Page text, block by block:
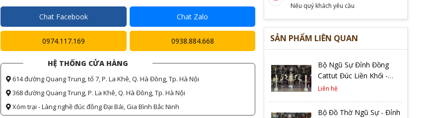
Chat Facebook Chat Zalo
0974.117.169 0938.884.668
HỆ THỐNG CỬA HÀNG
614 đường Quang Trung, tổ 7, P. La Khê, Q. Hà Đông, Tp. Hà Nội
368 đường Quang Trung, P. La Khê, Q. Hà Đông, Tp. Hà Nội
Xóm trại - Làng nghề đúc đồng Đại Bái, Gia Bình Bắc Ninh
Nếu quý khách yêu cầu
SẢN PHẨM LIÊN QUAN
Bộ Ngũ Sự Đỉnh Đồng
Cattut Đúc Liền Khối -
Song Long Chầu Mặt
Liên hệ
Bộ Đồ Thờ Ngũ Sự - Đỉnh